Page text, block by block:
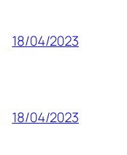
18/04/2023
18/04/2023